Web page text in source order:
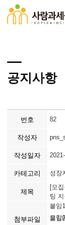
공지사항
번호 82
작성자
작성일자
카테고리 성장
제목
[모
팅
첨부파일
붙임
요강
붙임